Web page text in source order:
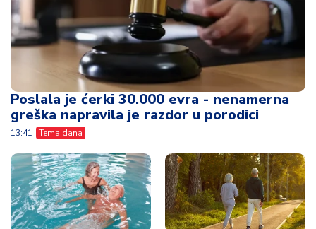
Poslala je ćerki 30.000 evra - nenamerna
greška napravila je razdor u porodici
13:41 Tema dana